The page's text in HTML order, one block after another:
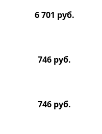
6 701 руб.
746 руб.
746 руб.